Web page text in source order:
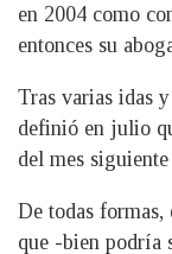
en 2004 como
entonces su
Tras varias idas
definió en julio
del mes
De todas formas,
que -bien podría